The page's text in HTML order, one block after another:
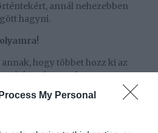
My Personal
annál nehezebben
hagyni.
hogy többet hozz ki az
képzed magad. Keress egy
már régóta ki akartál próbálni,
Ettől nem csak jobb ember